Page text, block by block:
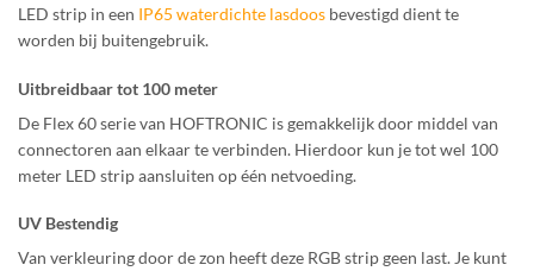
LED strip in een IP65 waterdichte lasdoos bevestigd dient te
worden bij buitengebruik.
Uitbreidbaar tot 100 meter
De Flex 60 serie van HOFTRONIC is gemakkelijk door middel van
connectoren aan elkaar te verbinden. Hierdoor kun je tot wel 100
meter LED strip aansluiten op één netvoeding.
UV Bestendig
Van verkleuring door de zon heeft deze RGB strip geen last. Je kunt